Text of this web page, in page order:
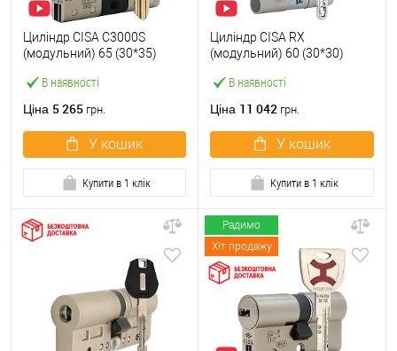
В наявності
Циліндр CISA C3000S
(модульний) 65 (30*35)
Ціна 5 265 грн.
У кошик
Купити в 1 клік
В наявності
Циліндр CISA RX
(модульний) 60 (30*30)
Ціна 11 042 грн.
У кошик
Купити в 1 клік
Радимо
Хіт продажу